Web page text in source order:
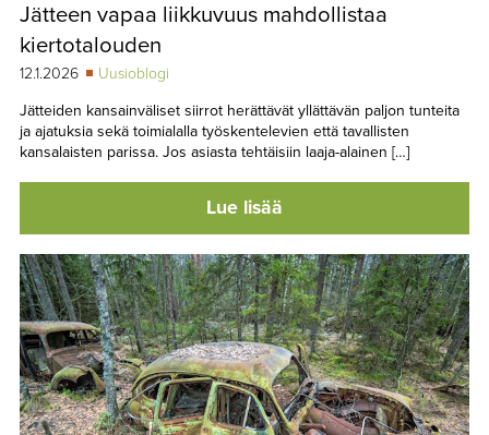
Jätteen vapaa liikkuvuus mahdollistaa
kiertotalouden
12.1.2026
Uusioblogi
Jätteiden kansainväliset siirrot herättävät yllättävän paljon tunteita
ja ajatuksia sekä toimialalla työskentelevien että tavallisten
kansalaisten parissa. Jos asiasta tehtäisiin laaja-alainen […]
Lue lisää